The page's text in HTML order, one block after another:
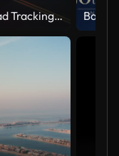
Overhead Tracking Drone Shot of a Police Car Driving on a City Street with Lights On at Night